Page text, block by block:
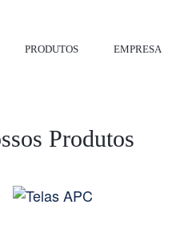
PRODUTOS EMPRESA
Produtos